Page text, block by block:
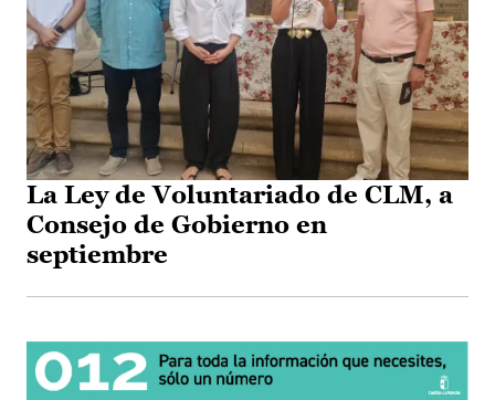
La Ley de Voluntariado de CLM, a
Consejo de Gobierno en
septiembre